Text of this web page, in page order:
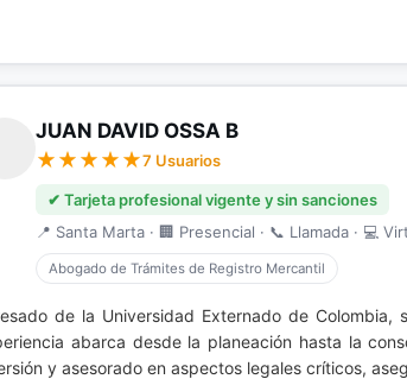
JUAN DAVID OSSA B
7 Usuarios
✔ Tarjeta profesional vigente y sin sanciones
📍 Santa Marta · 🏢 Presencial · 📞 Llamada · 💻
Abogado de Trámites de Registro Mercantil
de la Universidad Externado de Colombia,
abarca desde la planeación hasta la
y asesorado en aspectos legales críticos,